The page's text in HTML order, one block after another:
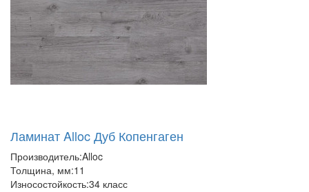
Ламинат Alloc Дуб Копенгаген
Производитель:Alloc
Толщина, мм:11
Износостойкость:34 класс